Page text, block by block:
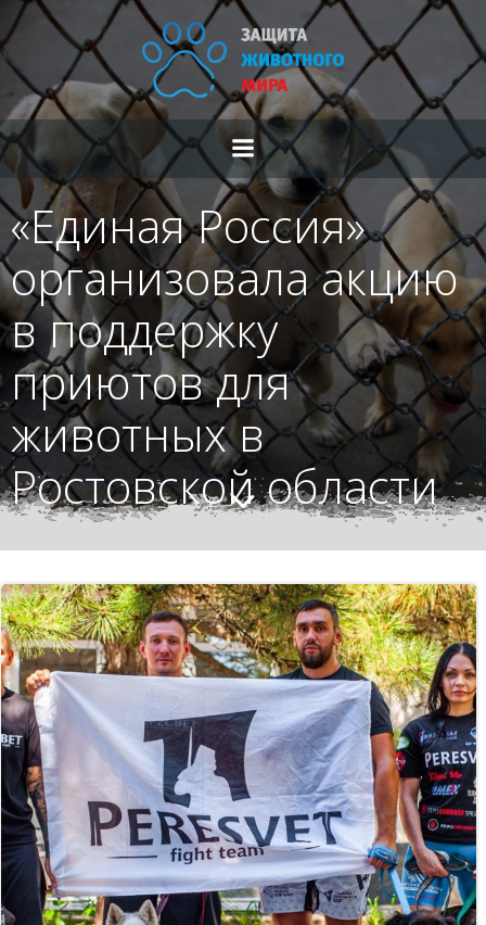
Перейти
к
содержимому
«Единая Россия»
организовала акцию
в поддержку
приютов для
животных в
Ростовской области